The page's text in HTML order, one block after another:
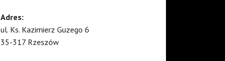
Adres:
ul. Ks. Kazimierz Guzego 6
35-317 Rzeszów